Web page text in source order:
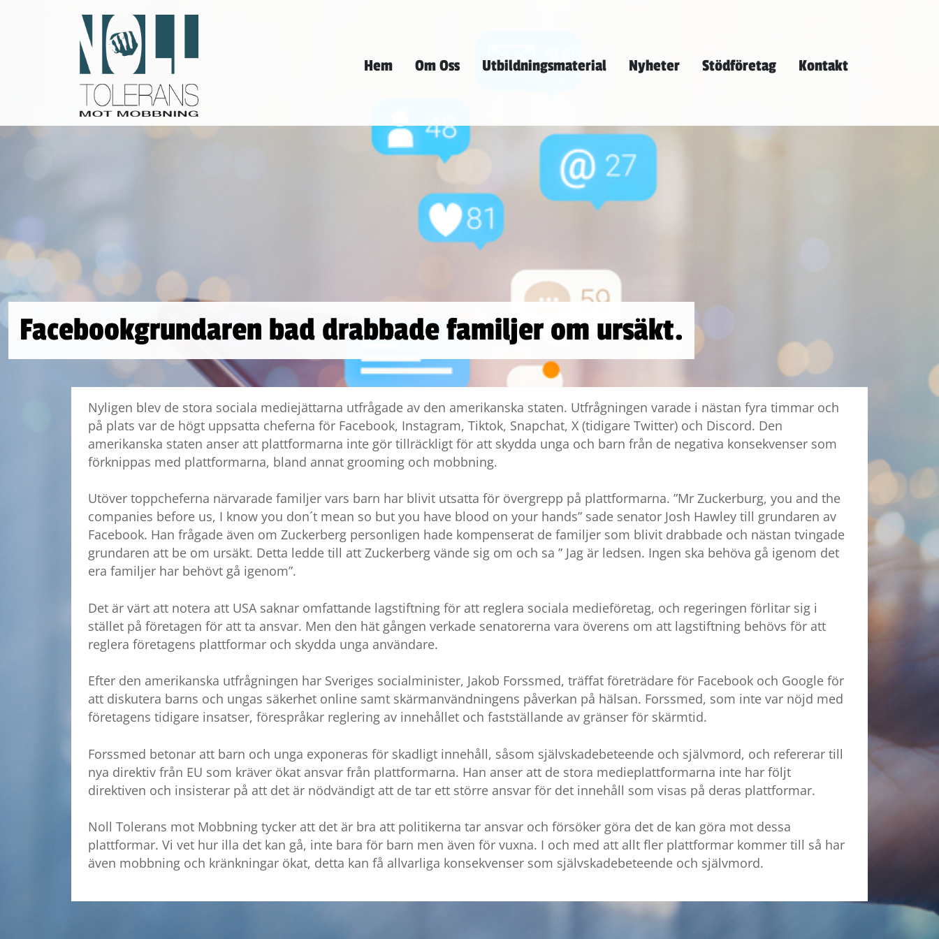
Hem Om Oss Utbildningsmaterial Nyheter Stödföretag Kontakt
Facebookgrundaren bad drabbade familjer om ursäkt.
Nyligen blev de stora sociala mediejättarna utfrågade av den amerikanska staten. Utfrågningen varade i nästan fyra timmar och
på plats var de högt uppsatta cheferna för Facebook, Instagram, Tiktok, Snapchat, X (tidigare Twitter) och Discord. Den
amerikanska staten anser att plattformarna inte gör tillräckligt för att skydda unga och barn från de negativa konsekvenser som
förknippas med plattformarna, bland annat grooming och mobbning.
Utöver toppcheferna närvarade familjer vars barn har blivit utsatta för övergrepp på plattformarna. ”Mr Zuckerburg, you and the
companies before us, I know you don´t mean so but you have blood on your hands” sade senator Josh Hawley till grundaren av
Facebook. Han frågade även om Zuckerberg personligen hade kompenserat de familjer som blivit drabbade och nästan tvingade
grundaren att be om ursäkt. Detta ledde till att Zuckerberg vände sig om och sa ” Jag är ledsen. Ingen ska behöva gå igenom det
era familjer har behövt gå igenom”.
Det är värt att notera att USA saknar omfattande lagstiftning för att reglera sociala medieföretag, och regeringen förlitar sig i
stället på företagen för att ta ansvar. Men den hät gången verkade senatorerna vara överens om att lagstiftning behövs för att
reglera företagens plattformar och skydda unga användare.
Efter den amerikanska utfrågningen har Sveriges socialminister, Jakob Forssmed, träffat företrädare för Facebook och Google för
att diskutera barns och ungas säkerhet online samt skärmanvändningens påverkan på hälsan. Forssmed, som inte var nöjd med
företagens tidigare insatser, förespråkar reglering av innehållet och fastställande av gränser för skärmtid.
Forssmed betonar att barn och unga exponeras för skadligt innehåll, såsom självskadebeteende och självmord, och refererar till
nya direktiv från EU som kräver ökat ansvar från plattformarna. Han anser att de stora medieplattformarna inte har följt
direktiven och insisterar på att det är nödvändigt att de tar ett större ansvar för det innehåll som visas på deras plattformar.
Noll Tolerans mot Mobbning tycker att det är bra att politikerna tar ansvar och försöker göra det de kan göra mot dessa
plattformar. Vi vet hur illa det kan gå, inte bara för barn men även för vuxna. I och med att allt fler plattformar kommer till så har
även mobbning och kränkningar ökat, detta kan få allvarliga konsekvenser som självskadebeteende och självmord.